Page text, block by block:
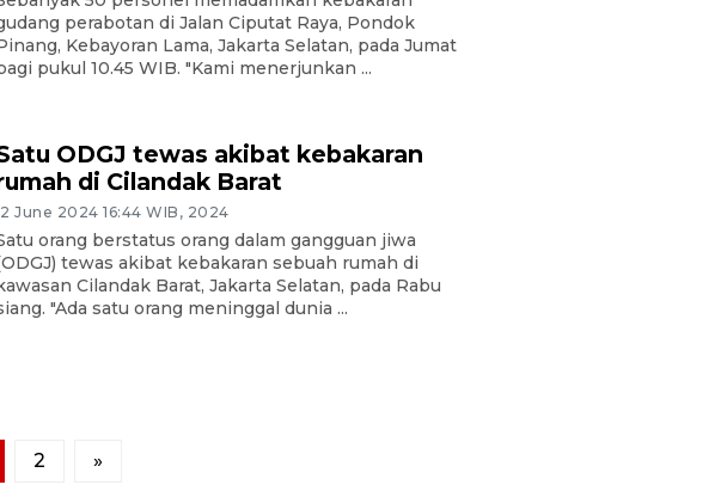
perabotan di Jalan Ciputat Raya, Pondok
Kebayoran Lama, Jakarta Selatan, pada Jumat
pukul 10.45 WIB. "Kami menerjunkan ...
ODGJ tewas akibat kebakaran
di Cilandak Barat
June 2024 16:44 WIB, 2024
orang berstatus orang dalam gangguan jiwa
tewas akibat kebakaran sebuah rumah di
Cilandak Barat, Jakarta Selatan, pada Rabu
"Ada satu orang meninggal dunia ...
2 »